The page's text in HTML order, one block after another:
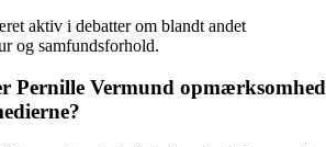
aktiv i debatter om blandt andet
og samfundsforhold.
Pernille Vermund opmærksomhed